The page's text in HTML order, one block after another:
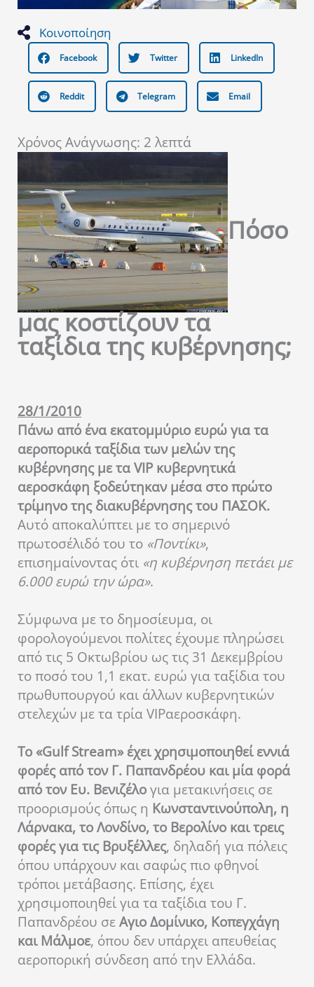
Κοινοποίηση
Facebook Twitter LinkedIn
Reddit Telegram Email
Χρόνος Ανάγνωσης: 2 λεπτά
Πόσο
μας κοστίζουν τα
ταξίδια της κυβέρνησης;
28/1/2010
Πάνω από ένα εκατομμύριο ευρώ για τα
αεροπορικά ταξίδια των μελών της
κυβέρνησης με τα VIP κυβερνητικά
αεροσκάφη ξοδεύτηκαν μέσα στο πρώτο
τρίμηνο της διακυβέρνησης του ΠΑΣΟΚ.
Αυτό αποκαλύπτει με το σημερινό
πρωτοσέλιδό του το «Ποντίκι»,
επισημαίνοντας ότι «η κυβέρνηση πετάει με
6.000 ευρώ την ώρα».
Σύμφωνα με το δημοσίευμα, οι
φορολογούμενοι πολίτες έχουμε πληρώσει
από τις 5 Οκτωβρίου ως τις 31 Δεκεμβρίου
το ποσό του 1,1 εκατ. ευρώ για ταξίδια του
πρωθυπουργού και άλλων κυβερνητικών
στελεχών με τα τρία VIPαεροσκάφη.
Το «Gulf Stream» έχει χρησιμοποιηθεί εννιά
φορές από τον Γ. Παπανδρέου και μία φορά
από τον Ευ. Βενιζέλογια μετακινήσεις σε
προορισμούς όπως η Κωνσταντινούπολη, η
Λάρνακα, το Λονδίνο, το Βερολίνο και τρεις
φορές για τις Βρυξέλλες, δηλαδή για πόλεις
όπου υπάρχουν και σαφώς πιο φθηνοί
τρόποι μετάβασης. Επίσης, έχει
χρησιμοποιηθεί για τα ταξίδια του Γ.
Παπανδρέου σεΑγιο Δομίνικο, Κοπεγχάγη
και Μάλμοε, όπου δεν υπάρχει απευθείας
αεροπορική σύνδεση από την Ελλάδα.